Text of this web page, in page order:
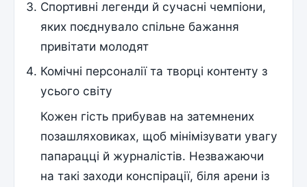
Спортивні легенди й сучасні чемпіони,
яких поєднувало спільне бажання
привітати молодят
Комічні персоналії та творці контенту з
усього світу
Кожен гість прибував на затемнених
позашляховиках, щоб мінімізувати увагу
папарацці й журналістів. Незважаючи
на такі заходи конспірації, біля арени із